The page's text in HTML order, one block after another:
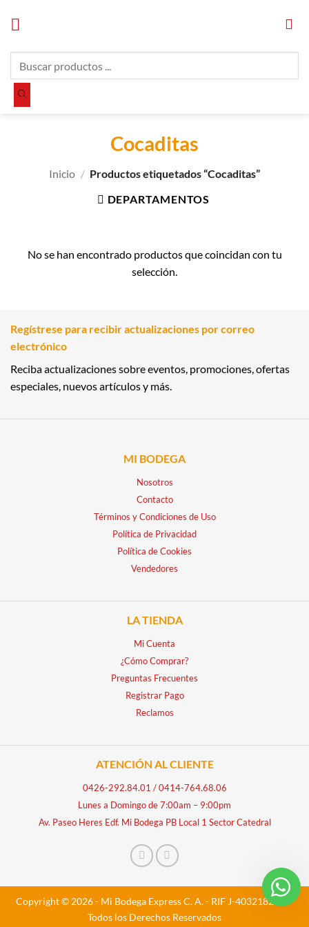
productos
Cocaditas
Inicio / Productos etiquetados “Cocaditas”
DEPARTAMENTOS
No se han encontrado productos que coincidan con tu
selección.
Regístrese para recibir actualizaciones por correo
electrónico
Reciba actualizaciones sobre eventos, promociones, ofertas
especiales, nuevos artículos y más.
MI BODEGA
Nosotros
Contacto
Términos y Condiciones de Uso
Política de Privacidad
Política de Cookies
Vendedores
LA TIENDA
Mi Cuenta
¿Cómo Comprar?
Preguntas Frecuentes
Registrar Pago
Reclamos
ATENCIÓN AL CLIENTE
0426-292.84.01 /0414-764.68.06
Lunes a Domingo de 7:00am – 9:00pm
Av. Paseo Heres Edf. Mi Bodega PB Local 1 Sector Catedral
Copyright © 2026 - Mi Bodega Express C. A. - RIF J-40321828-5 -
Todos los Derechos Reservados